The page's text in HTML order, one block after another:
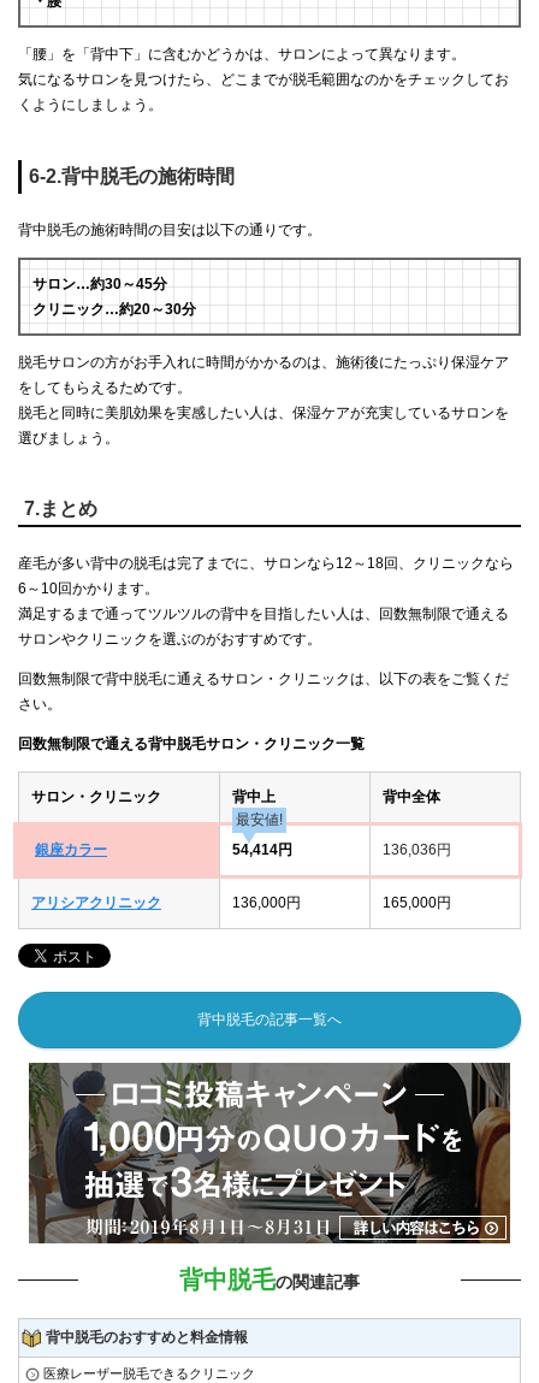
「腰」を「背中下」に含むかどうかは、サロンによって異なります。
気になるサロンを見つけたら、どこまでが脱毛範囲なのかをチェックしてお
くようにしましょう。
6-2.背中脱毛の施術時間
背中脱毛の施術時間の目安は以下の通りです。
サロン…約30～45分
クリニック…約20～30分
脱毛サロンの方がお手入れに時間がかかるのは、施術後にたっぷり保湿ケア
をしてもらえるためです。
脱毛と同時に美肌効果を実感したい人は、保湿ケアが充実しているサロンを
選びましょう。
7.まとめ
産毛が多い背中の脱毛は完了までに、サロンなら12～18回、クリニックなら
6～10回かかります。
満足するまで通ってツルツルの背中を目指したい人は、回数無制限で通える
サロンやクリニックを選ぶのがおすすめです。
回数無制限で背中脱毛に通えるサロン・クリニックは、以下の表をご覧くだ
さい。
回数無制限で通える背中脱毛サロン・クリニック一覧
サロン・クリニック 背中上 背中全体
銀座カラー
最安値!
54,414円
136,036円
アリシアクリニック 136,000円 165,000円
背中脱毛の記事一覧へ
背中脱毛の関連記事
背中脱毛のおすすめと料金情報
医療レーザー脱毛できるクリニック